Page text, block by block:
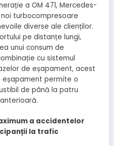
a OM 471, Mercedes-
turbocompresoare
diverse ale clienților.
pe distanțe lungi,
unui consum de
cu sistemul
de eșapament, acest
permite o
de până la patru
a accidentelor
la trafic